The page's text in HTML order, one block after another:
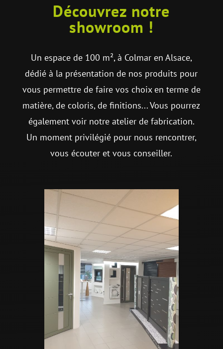
Découvrez notre
showroom !
Un espace de 100 m², à Colmar en Alsace,
dédié à la présentation de nos produits pour
vous permettre de faire vos choix en terme de
matière, de coloris, de finitions... Vous pourrez
également voir notre atelier de fabrication.
Un moment privilégié pour nous rencontrer,
vous écouter et vous conseiller.